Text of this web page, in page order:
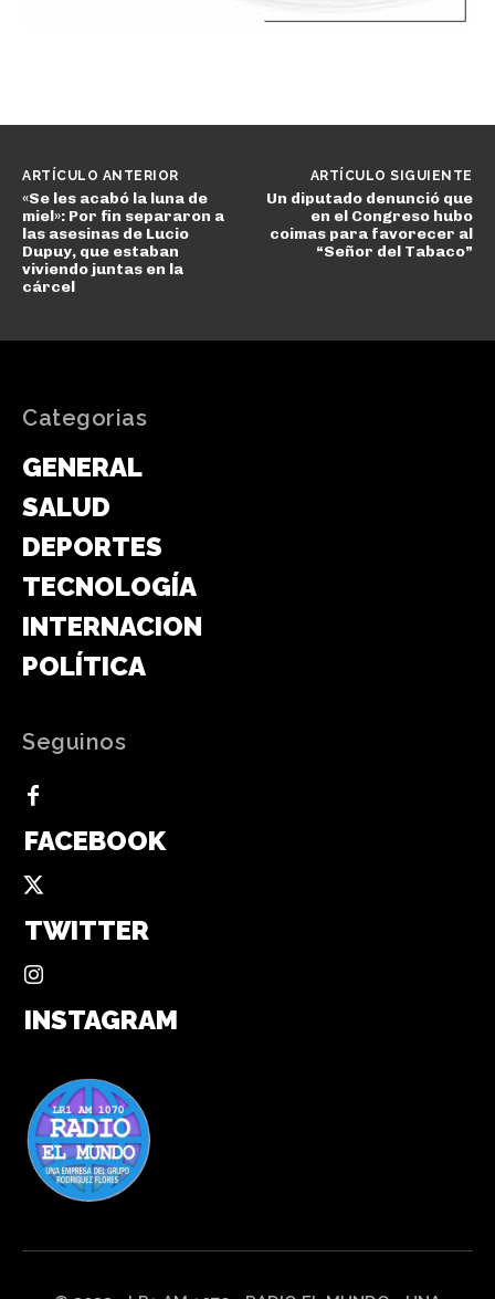
ARTÍCULO ANTERIOR
«Se les acabó la luna de
miel»: Por fin separaron a
las asesinas de Lucio
Dupuy, que estaban
viviendo juntas en la
cárcel
ARTÍCULO SIGUIENTE
Un diputado denunció que
en el Congreso hubo
coimas para favorecer al
“Señor del Tabaco”
Categorias
GENERAL
SALUD
DEPORTES
TECNOLOGÍA
INTERNACIONAL
POLÍTICA
Seguinos
FACEBOOK
TWITTER
INSTAGRAM